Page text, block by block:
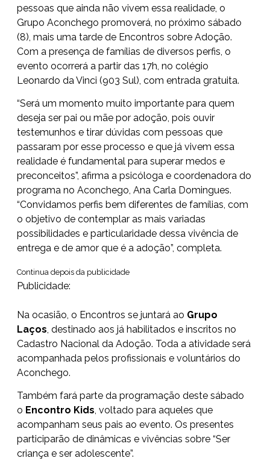
pessoas que ainda não vivem essa realidade, o
Grupo Aconchego promoverá, no próximo sábado
(8), mais uma tarde de Encontros sobre Adoção.
Com a presença de famílias de diversos perfis, o
evento ocorrerá a partir das 17h, no colégio
Leonardo da Vinci (903 Sul), com entrada gratuita.
“Será um momento muito importante para quem
deseja ser pai ou mãe por adoção, pois ouvir
testemunhos e tirar dúvidas com pessoas que
passaram por esse processo e que já vivem essa
realidade é fundamental para superar medos e
preconceitos”, afirma a psicóloga e coordenadora do
programa no Aconchego, Ana Carla Domingues.
“Convidamos perfis bem diferentes de famílias, com
o objetivo de contemplar as mais variadas
possibilidades e particularidade dessa vivência de
entrega e de amor que é a adoção”, completa.
Continua depois da publicidade
Publicidade:
Na ocasião, o Encontros se juntará ao Grupo
Laços , destinado aos já habilitados e inscritos no
Cadastro Nacional da Adoção. Toda a atividade será
acompanhada pelos profissionais e voluntários do
Aconchego.
Também fará parte da programação deste sábado
o Encontro Kids, voltado para aqueles que
acompanham seus pais ao evento. Os presentes
participarão de dinâmicas e vivências sobre “Ser
criança e ser adolescente”.